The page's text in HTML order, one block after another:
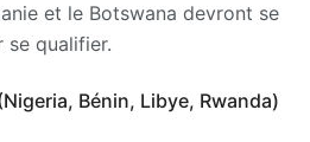
et le Botswana devront se
se qualifier.
Bénin, Libye, Rwanda)